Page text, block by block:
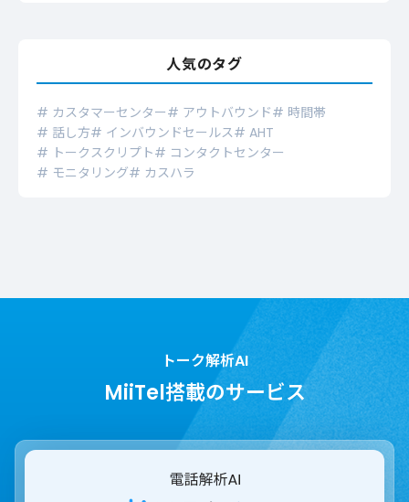
人気のタグ
# カスタマーセンター# アウトバウンド# 時間帯
# 話し方# インバウンドセールス# AHT
# トークスクリプト# コンタクトセンター
# モニタリング# カスハラ
トーク解析AI
MiiTel搭載のサービス